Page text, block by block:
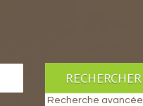
RECHERCHER
Recherche avancée